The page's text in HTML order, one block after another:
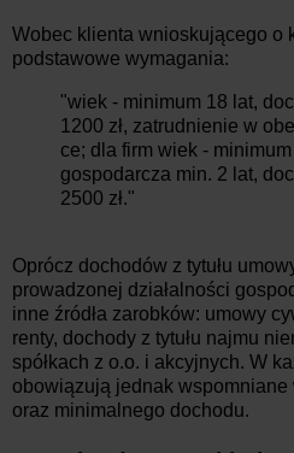
Wobec klienta wnioskującego o
podstawowe wymagania:
"wiek - minimum 18 lat,
1200 zł, zatrudnienie w
ce; dla firm wiek -
gospodarcza min. 2 lat,
2500 zł."
Oprócz dochodów z tytułu
prowadzonej działalności
inne źródła zarobków: umowy
renty, dochody z tytułu najmu
spółkach z o.o. i akcyjnych. W
obowiązują jednak
oraz minimalnego dochodu.